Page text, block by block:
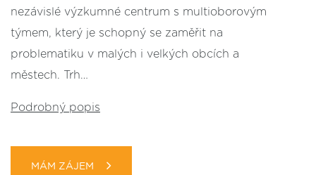
nezávislé výzkumné centrum s multioborovým
týmem, který je schopný se zaměřit na
problematiku v malých i velkých obcích a
městech. Trh…
Podrobný popis
MÁM ZÁJEM